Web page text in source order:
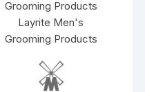
Layrite Men's
Grooming Products